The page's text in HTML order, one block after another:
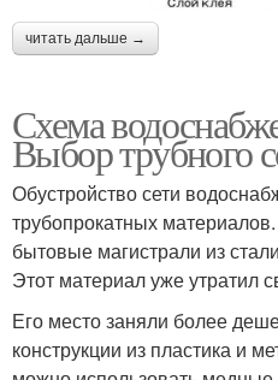
читать дальше →
Схема
Выбор трубного
Обустройство сети
трубопрокатных
бытовые магистрали из
Этот материал уже утратил
Его место заняли более
конструкции из пластика и